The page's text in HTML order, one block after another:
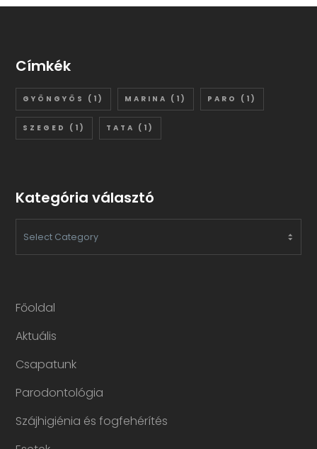
Címkék
GYÖNGYÖS (1) MARINA (1) PARO (1)
SZEGED (1) TATA (1)
Kategória választó
KATEGÓRIA
Főoldal
Aktuális
Csapatunk
Parodontológia
Szájhigiénia és fogfehérítés